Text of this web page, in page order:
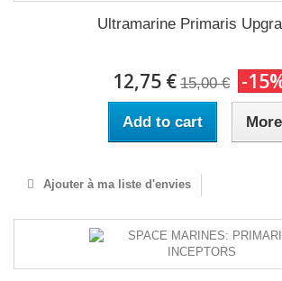
Ultramarine Primaris
12,75 € 15,00 € -
Add to cart More
Ajouter à ma liste d'envies